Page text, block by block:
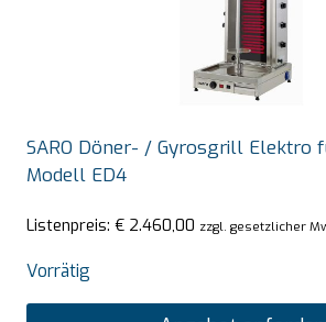
SARO Döner- / Gyrosgrill Elektro
Modell ED4
Listenpreis: € 2.460,00 zzgl. gesetzlicher
Vorrätig